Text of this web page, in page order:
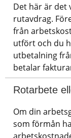
Det här är det
rutavdrag.
från
utfört och du
utbetalning
betalar
Rotarbete
Om din
som förmån